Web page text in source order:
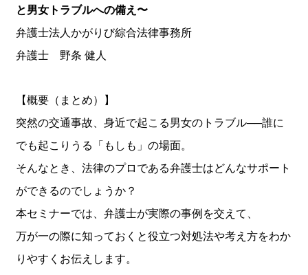
と男女トラブルへの備え〜
弁護士法人かがりび綜合法律事務所
弁護士 野条 健人
【概要（まとめ）】
突然の交通事故、身近で起こる男女のトラブル──誰に
でも起こりうる「もしも」の場面。
そんなとき、法律のプロである弁護士はどんなサポート
ができるのでしょうか？
本セミナーでは、弁護士が実際の事例を交えて、
万が一の際に知っておくと役立つ対処法や考え方をわか
りやすくお伝えします。